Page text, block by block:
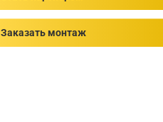
Заказать монтаж